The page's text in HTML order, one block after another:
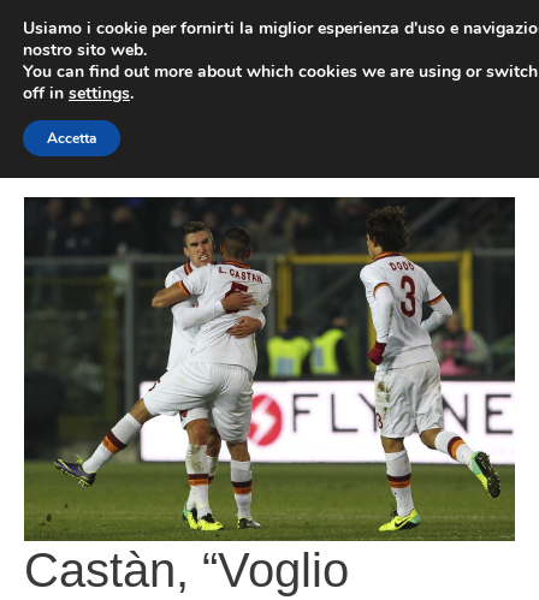
contenuto
Castàn, “Voglio
Usiamo i cookie per fornirti la miglior esperienza d'uso e
nostro sito web.
You can find out more about which cookies we are using or
off in settings.
Accetta